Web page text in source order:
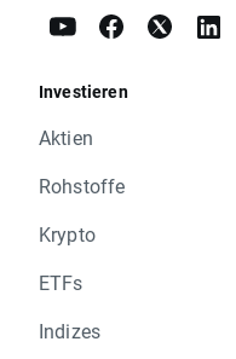
Investieren
Aktien
Rohstoffe
Krypto
ETFs
Indizes